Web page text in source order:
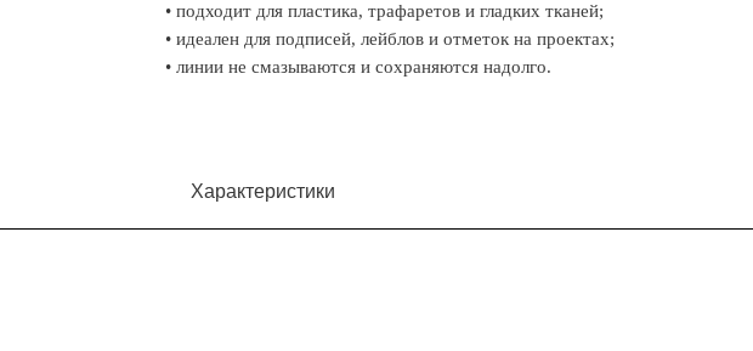
• подходит для пластика, трафаретов и гладких тканей;
• идеален для подписей, лейблов и отметок на проектах;
• линии не смазываются и сохраняются надолго.
Характеристики